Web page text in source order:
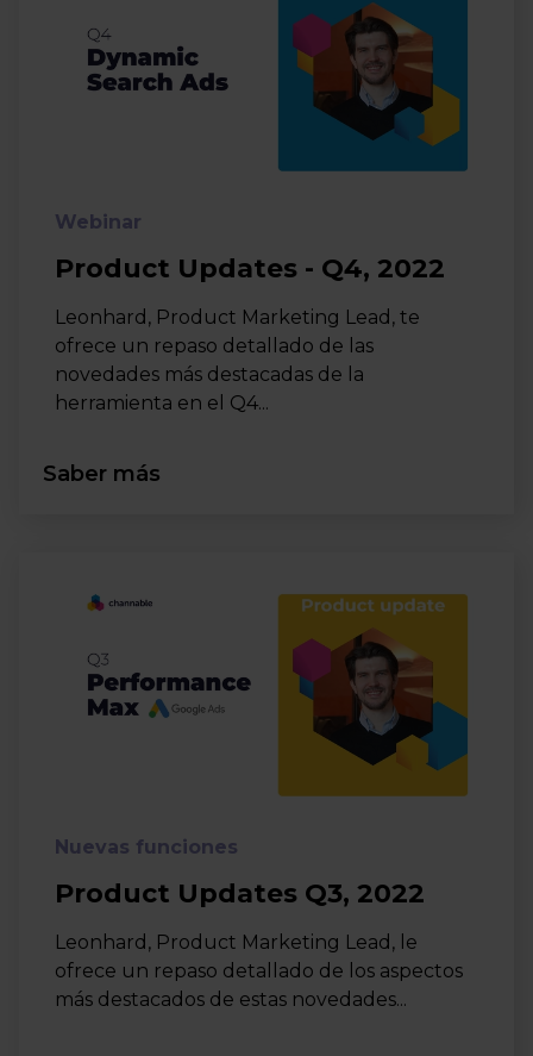
Webinar
Product Updates - Q4, 2022
Leonhard, Product Marketing Lead, te
ofrece un repaso detallado de las
novedades más destacadas de la
herramienta en el Q4...
Saber más
Nuevas funciones
Product Updates Q3, 2022
Leonhard, Product Marketing Lead, le
ofrece un repaso detallado de los aspectos
más destacados de estas novedades...